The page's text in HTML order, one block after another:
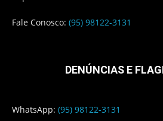
Fale Conosco: (95) 98122-3131
DENÚNCIAS E
WhatsApp: (95) 98122-3131